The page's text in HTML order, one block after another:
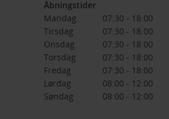
Åbningstider
Mandag
07:30 - 18:00
Tirsdag
07:30 - 18:00
Onsdag
07:30 - 18:00
Torsdag
07:30 - 18:00
Fredag
07:30 - 18:00
Lørdag
08:00 - 12:00
Søndag
08:00 - 12:00